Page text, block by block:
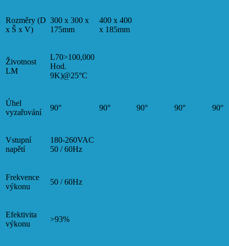
Rozměry (D
x Š x V)
300 x 300 x
175mm
400 x 400
x 185mm
Životnost
LM
L70>100,000
Hod.
9K)@25°C
Úhel
vyzařování
90° 90° 90° 90° 90°
Vstupní
napětí
180-260VAC
50 / 60Hz
Frekvence
výkonu
50 / 60Hz
Efektivita
výkonu
>93%